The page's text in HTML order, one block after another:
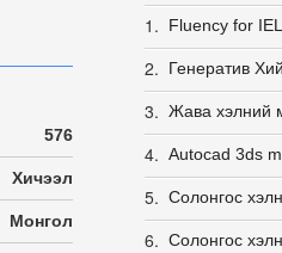
576
Хичээл
Монгол
1.
2.
3. Жава хэлний
4.
5. Солонгос
6. Солонгос